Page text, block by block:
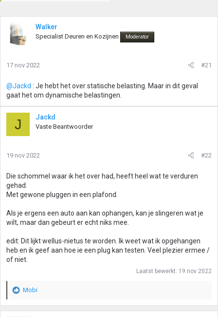
Walker
Specialist Deuren en Kozijnen Moderator
17 nov 2022 #21
@Jackd : Je hebt het over statische belasting. Maar in dit geval
gaat het om dynamische belastingen.
J Jackd
Vaste Beantwoorder
19 nov 2022 #22
Die schommel waar ik het over had, heeft heel wat te verduren
gehad.
Met gewone pluggen in een plafond.
Als je ergens een auto aan kan ophangen, kan je slingeren wat je
wilt, maar dan gebeurt er echt niks mee.
edit: Dit lijkt wellus-nietus te worden. Ik weet wat ik opgehangen
heb en ik geef aan hoe ie een plug kan testen. Veel plezier ermee /
of niet.
Laatst bewerkt: 19 nov 2022
W
a
Mobi